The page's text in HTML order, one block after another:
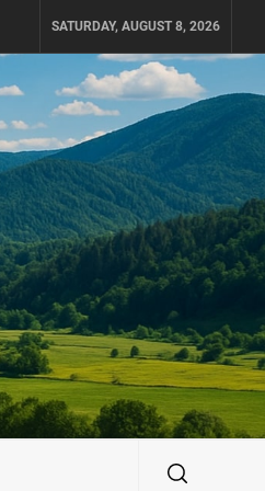
SATURDAY, AUGUST 8, 2026